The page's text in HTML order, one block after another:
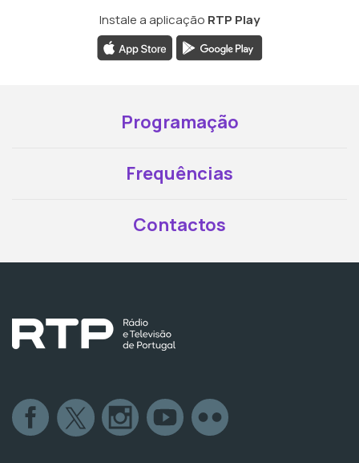
Instale a aplicação RTP Play
Programação
Frequências
Contactos